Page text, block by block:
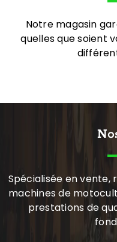
Notre magasin
quelles que soient
Spécialisée en
machines de
prestations de